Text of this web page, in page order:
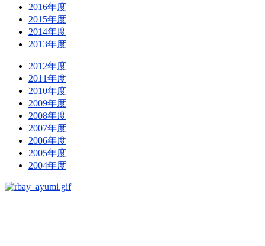
2016年度
2015年度
2014年度
2013年度
2012年度
2011年度
2010年度
2009年度
2008年度
2007年度
2006年度
2005年度
2004年度